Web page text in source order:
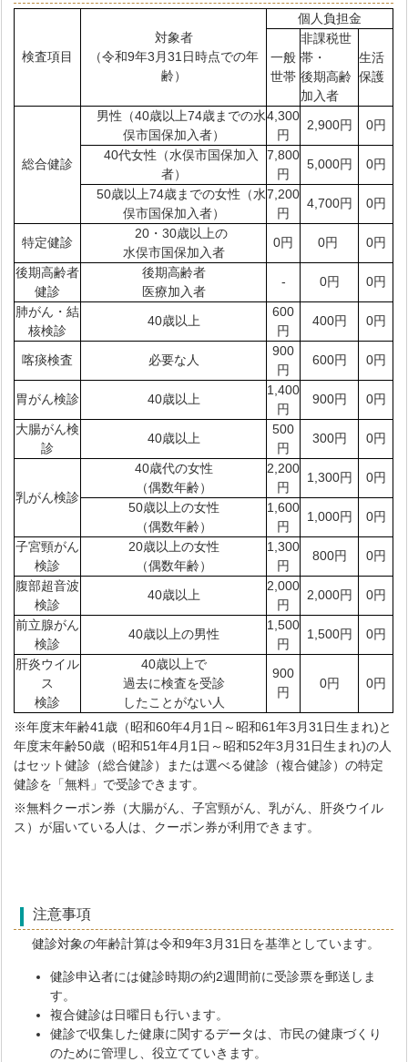
検査項目
対象者
（令和9年3月31日時点での年
齢）
個人負担金
一般
世帯
非課税世
帯・
後期高齢
加入者
生活
保護
総合健診
男性（40歳以上74歳までの水
俣市国保加入者）
4,300
円
2,900円 0円
40代女性（水俣市国保加入
者）
7,800
円
5,000円 0円
50歳以上74歳までの女性（水
俣市国保加入者）
7,200
円
4,700円 0円
特定健診
20・30歳以上の
水俣市国保加入者
0円 0円 0円
後期高齢者
健診
後期高齢者
医療加入者
- 0円 0円
肺がん・結
核検診
40歳以上
600
円
400円 0円
喀痰検査 必要な人
900
円
600円 0円
胃がん検診 40歳以上
1,400
円
900円 0円
大腸がん検
診
40歳以上
500
円
300円 0円
乳がん検診
40歳代の女性
（偶数年齢）
2,200
円
1,300円 0円
50歳以上の女性
（偶数年齢）
1,600
円
1,000円 0円
子宮頸がん
検診
20歳以上の女性
（偶数年齢）
1,300
円
800円 0円
腹部超音波
検診
40歳以上
2,000
円
2,000円 0円
前立腺がん
検診
40歳以上の男性
1,500
円
1,500円 0円
肝炎ウイル
ス
検診
40歳以上で
過去に検査を受診
したことがない人
900
円
0円 0円
※年度末年齢41歳（昭和60年4月1日～昭和61年3月31日生まれ)と
年度末年齢50歳（昭和51年4月1日～昭和52年3月31日生まれ)の人
はセット健診（総合健診）または選べる健診（複合健診）の特定
健診を「無料」で受診できます。
※無料クーポン券（大腸がん、子宮頸がん、乳がん、肝炎ウイル
ス）が届いている人は、クーポン券が利用できます。
注意事項
健診対象の年齢計算は令和9年3月31日を基準としています。
健診申込者には健診時期の約2週間前に受診票を郵送しま
す。
複合健診は日曜日も行います。
健診で収集した健康に関するデータは、市民の健康づくり
のために管理し、役立てていきます。